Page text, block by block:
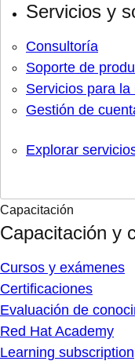
Servicios y
Consultoría
Soporte de
Servicios para la
Gestión de
Explorar
Capacitación
Capacitación y
Cursos y exámenes
Certificaciones
Evaluación de
Red Hat Academy
Learning subscription